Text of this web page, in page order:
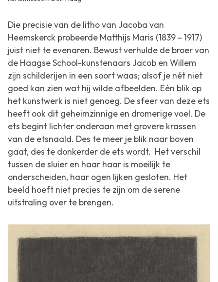
Die precisie van de litho van Jacoba van
Heemskerck probeerde Matthijs Maris (1839 – 1917)
juist niet te evenaren. Bewust verhulde de broer van
de Haagse School-kunstenaars Jacob en Willem
zijn schilderijen in een soort waas; alsof je nét niet
goed kan zien wat hij wilde afbeelden. Eén blik op
het kunstwerk is niet genoeg. De sfeer van deze ets
heeft ook dit geheimzinnige en dromerige voel. De
ets begint lichter onderaan met grovere krassen
van de etsnaald. Des te meer je blik naar boven
gaat, des te donkerder de ets wordt. Het verschil
tussen de sluier en haar haar is moeilijk te
onderscheiden, haar ogen lijken gesloten. Het
beeld hoeft niet precies te zijn om de serene
uitstraling over te brengen.